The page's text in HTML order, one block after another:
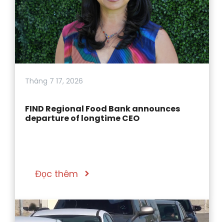
Tháng 7 17, 2026
FIND Regional Food Bank announces
departure of longtime CEO
Đọc thêm